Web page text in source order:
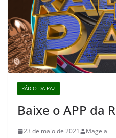
RÁDIO DA PAZ
Baixe o APP da
23 de maio de 2021 Magela